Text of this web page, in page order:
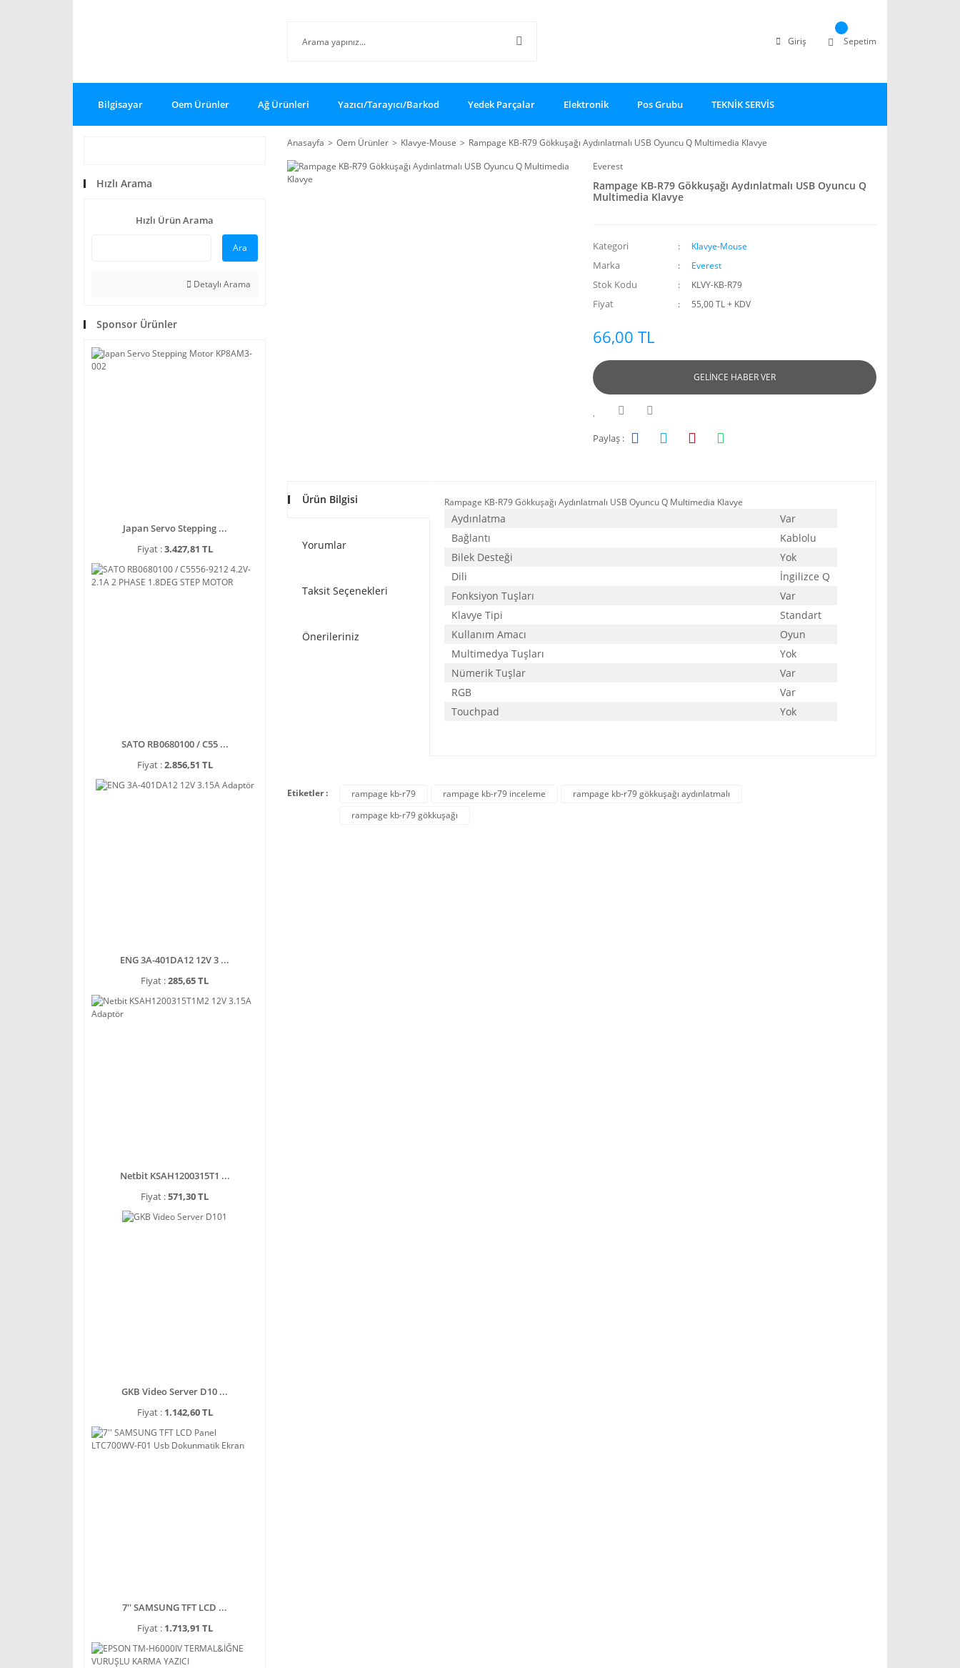
Giriş Sepetim
Bilgisayar Oem Ürünler Ağ Ürünleri Yazıcı/Tarayıcı/Barkod Yedek Parçalar Elektronik Pos Grubu TEKNİK SERVİS
Hızlı Arama
Hızlı Ürün Arama
Ara
Detaylı Arama
Sponsor Ürünler
Japan Servo Stepping ...
Fiyat :3.427,81 TL
SATO RB0680100 / C55 ...
Fiyat :2.856,51 TL
ENG 3A-401DA12 12V 3 ...
Fiyat :285,65 TL
Netbit KSAH1200315T1 ...
Fiyat :571,30 TL
GKB Video Server D10 ...
Fiyat : 1.142,60 TL
7'' SAMSUNG TFT LCD ...
Fiyat : 1.713,91 TL
Anasayfa Oem Ürünler Klavye-Mouse
Rampage KB-R79 Gökkuşağı Aydınlatmalı USB Oyuncu Q Multimedia Klavye
Everest
Rampage KB-R79 Gökkuşağı Aydınlatmalı USB Oyuncu Q
Multimedia Klavye
Kategori Klavye-Mouse
Marka Everest
Stok Kodu KLVY-KB-R79
Fiyat 55,00 TL + KDV
66,00 TL
GELİNCE HABER VER
Paylaş :
Ürün Bilgisi
Yorumlar
Taksit Seçenekleri
Önerileriniz
Rampage KB-R79 Gökkuşağı Aydınlatmalı USB Oyuncu Q Multimedia Klavye
Aydınlatma
Var
Bağlantı
Kablolu
Bilek Desteği
Yok
Dili
İngilizce Q
Fonksiyon Tuşları
Var
Klavye Tipi
Standart
Kullanım Amacı
Oyun
Multimedya Tuşları
Yok
Nümerik Tuşlar
Var
RGB
Var
Touchpad
Yok
Etiketler : rampage kb-r79 rampage kb-r79 inceleme
rampage kb-r79 gökkuşağı aydınlatmalı
rampage kb-r79 gökkuşağı